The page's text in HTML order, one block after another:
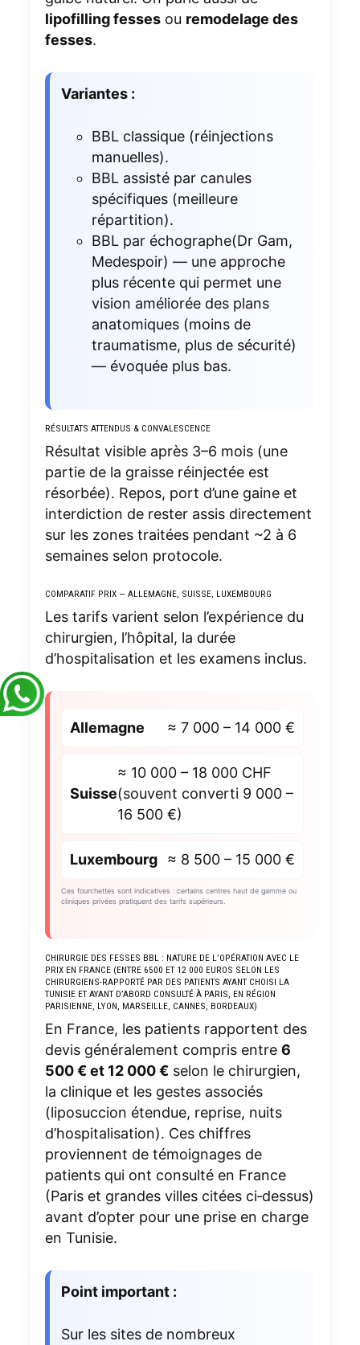
lipofilling fessesou remodelage des
fesses.
Variantes :
BBL classique (réinjections
manuelles).
BBL assisté par canules
spécifiques (meilleure
répartition).
BBL par échographe(Dr Gam,
Medespoir) — une approche
plus récente qui permet une
vision améliorée des plans
anatomiques (moins de
traumatisme, plus de sécurité)
— évoquée plus bas.
RÉSULTATS ATTENDUS & CONVALESCENCE
Résultat visible après 3–6 mois (une
partie de la graisse réinjectée est
résorbée). Repos, port d’une gaine et
interdiction de rester assis directement
sur les zones traitées pendant ~2 à 6
semaines selon protocole.
COMPARATIF PRIX — ALLEMAGNE, SUISSE, LUXEMBOURG
Les tarifs varient selon l’expérience du
chirurgien, l’hôpital, la durée
d’hospitalisation et les examens inclus.
Allemagne ≈ 7 000 – 14 000 €
Suisse
≈ 10 000 – 18 000 CHF
(souvent converti 9 000 –
16 500 €)
Luxembourg ≈ 8 500 – 15 000 €
Ces fourchettes sont indicatives : certains centres haut de gamme ou
cliniques privées pratiquent des tarifs supérieurs.
CHIRURGIE DES FESSES BBL : NATURE DE L’OPÉRATION AVEC LE
PRIX EN FRANCE (ENTRE 6500 ET 12 000 EUROS SELON LES
CHIRURGIENS-RAPPORTÉ PAR DES PATIENTS AYANT CHOISI LA
TUNISIE ET AYANT D’ABORD CONSULTÉ À PARIS, EN RÉGION
PARISIENNE, LYON, MARSEILLE, CANNES, BORDEAUX)
En France, les patients rapportent des
devis généralement compris entre 6
500 € et 12 000 €selon le chirurgien,
la clinique et les gestes associés
(liposuccion étendue, reprise, nuits
d’hospitalisation). Ces chiffres
proviennent de témoignages de
patients qui ont consulté en France
(Paris et grandes villes citées ci‑dessus)
avant d’opter pour une prise en charge
en Tunisie.
Point important :
Sur les sites de nombreux